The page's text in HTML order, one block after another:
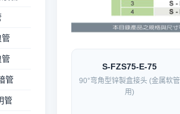
管
管
管
管
S-FZS75-E-75
90°弯角型锌製盒接头 (金属软管
用)